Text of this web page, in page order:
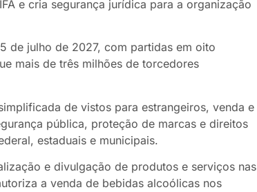
e cria segurança jurídica para a organização
de julho de 2027, com partidas em oito
mais de três milhões de torcedores
de vistos para estrangeiros, venda e
pública, proteção de marcas e direitos
estaduais e municipais.
e divulgação de produtos e serviços nas
a venda de bebidas alcoólicas nos